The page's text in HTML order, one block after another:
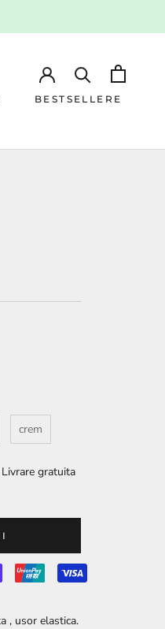
BESTSELLERE
crem
gratuita
, usor elastica.